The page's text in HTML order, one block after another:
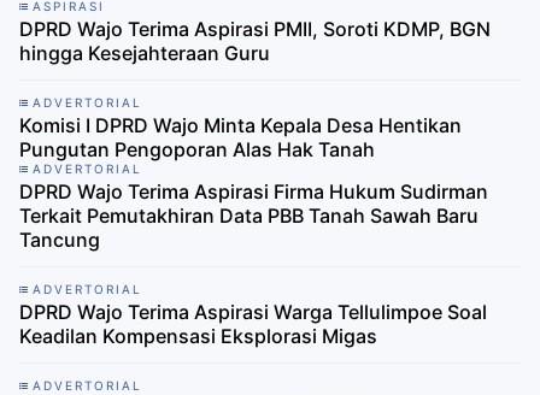
ASPIRASI
DPRD Wajo Terima Aspirasi PMII, Soroti KDMP, BGN
hingga Kesejahteraan Guru
ADVERTORIAL
Komisi I DPRD Wajo Minta Kepala Desa Hentikan
Pungutan Pengoporan Alas Hak Tanah
ADVERTORIAL
DPRD Wajo Terima Aspirasi Firma Hukum Sudirman
Terkait Pemutakhiran Data PBB Tanah Sawah Baru
Tancung
ADVERTORIAL
DPRD Wajo Terima Aspirasi Warga Tellulimpoe Soal
Keadilan Kompensasi Eksplorasi Migas
ADVERTORIAL